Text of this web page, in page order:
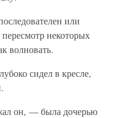
или
некоторых
волновать.
сидел в кресле,
он, — была дочерью